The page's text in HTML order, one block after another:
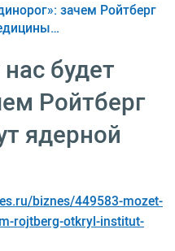
зачем Ройтберг
будет
Ройтберг
ядерной
biznes/449583-mozet-
rojtberg-otkryl-institut-